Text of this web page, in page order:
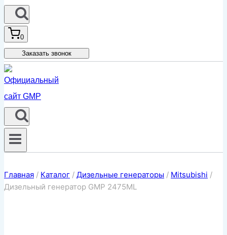
0
Заказать звонок
Главная / Каталог / Дизельные генераторы / Mitsubishi /
Дизельный генератор GMP 2475ML